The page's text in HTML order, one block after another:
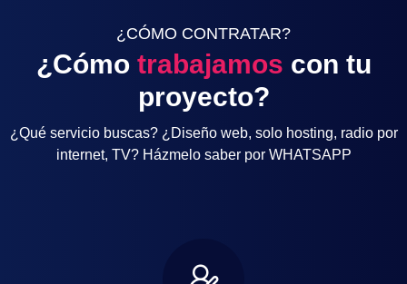
¿CÓMO CONTRATAR?
¿Cómo trabajamos con tu
proyecto?
¿Qué servicio buscas? ¿Diseño web, solo hosting, radio por
internet, TV? Házmelo saber por WHATSAPP